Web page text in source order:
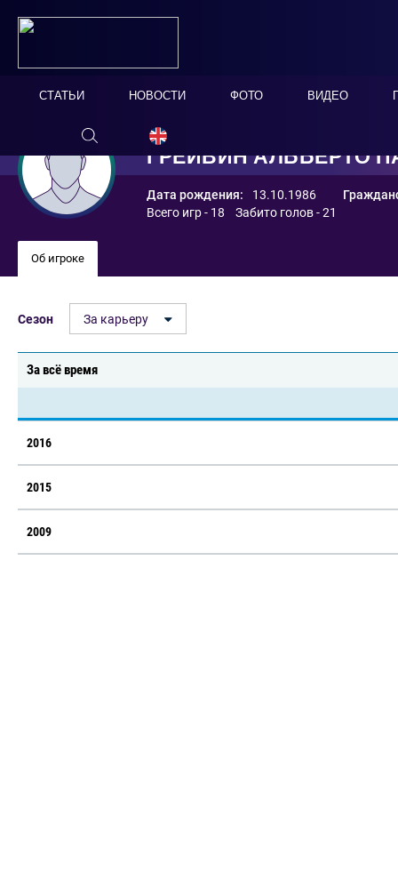
СТАТЬИ НОВОСТИ ФОТО ВИДЕО
ГРЕЙВИН АЛЬБЕРТО
Дата рождения: 13.10.1986
Всего игр - 18 Забито голов - 21
Об игроке
Сезон За карьеру
За всё время
2016
2015
2009